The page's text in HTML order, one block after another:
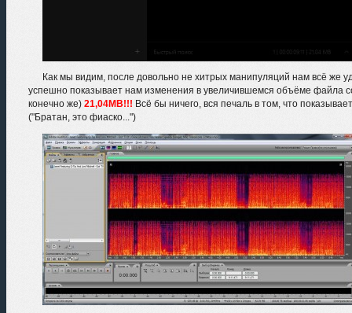
Как мы видим, после довольно не хитрых манипуляций нам всё же
успешно показывает нам изменения в увеличившемся объёме файла
конечно же) 21,04MB!!! Всё бы ничего, вся печаль в том, что
("Братан, это фиаско...")